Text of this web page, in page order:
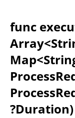
func
?Duration)